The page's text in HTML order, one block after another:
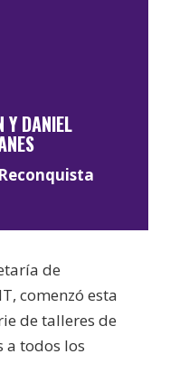
Y DANIEL
de
comenzó esta
de talleres de
a todos los